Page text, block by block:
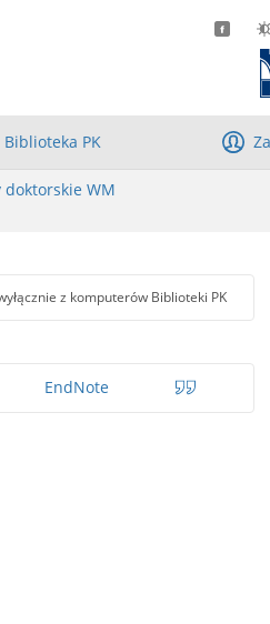
Biblioteka PK
doktorskie WM
z komputerów Biblioteki PK
EndNote